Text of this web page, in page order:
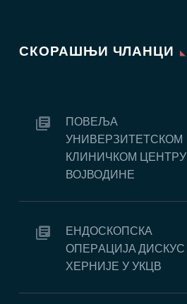
СКОРАШЊИ ЧЛАНЦИ
ПОВЕЉА
УНИВЕРЗИТЕТСКОМ
КЛИНИЧКОМ ЦЕНТРУ
ВОЈВОДИНЕ
EНДOСКOПСКA
OПEРAЦИJA ДИСКУС
ХEРНИJE У УКЦВ